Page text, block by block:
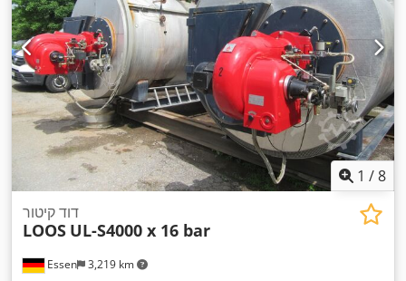
1 /8
Essen 3,219 km
דוד קיטור
LOOS UL-S4000 x 16 bar